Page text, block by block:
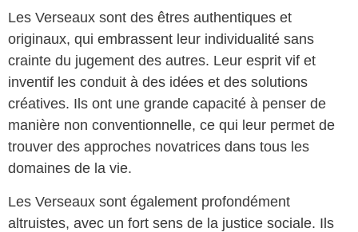
Les Verseaux sont des êtres authentiques et
originaux, qui embrassent leur individualité sans
crainte du jugement des autres. Leur esprit vif et
inventif les conduit à des idées et des solutions
créatives. Ils ont une grande capacité à penser de
manière non conventionnelle, ce qui leur permet de
trouver des approches novatrices dans tous les
domaines de la vie.
Les Verseaux sont également profondément
altruistes, avec un fort sens de la justice sociale. Ils